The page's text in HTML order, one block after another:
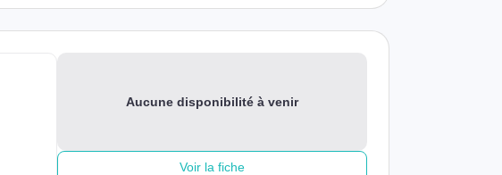
Aucune disponibilité à venir
Voir la fiche